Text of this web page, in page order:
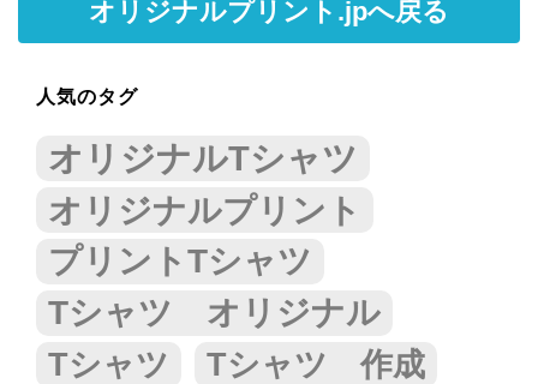
オリジナルプリント.jpへ戻る
人気のタグ
オリジナルTシャツ
オリジナルプリント
プリントTシャツ
Tシャツ オリジナル
Tシャツ
Tシャツ 作成